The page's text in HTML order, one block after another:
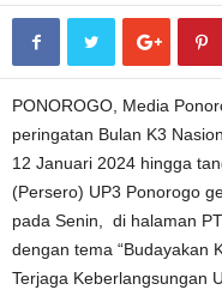
PONOROGO, Media
peringatan Bulan K3
12 Januari 2024 hingga
(Persero) UP3 Ponorogo
pada Senin, di halaman
dengan tema “Budayakan
Terjaga Keberlangsungan